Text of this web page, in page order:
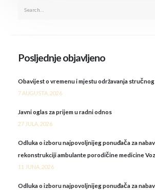
Posljednje objavljeno
Obavijest o vremenu i mjestu održavanja
7 AUGUSTA, 2026
Javni oglas za prijem u radni odnos
27 JULA, 2026
Odluka o izboru najpovoljnijeg ponuđača za
rekonstrukciji ambulante porodičine medicine
11 JUNA, 2026
Odluka o izboru najpovoljnijeg ponuđača za